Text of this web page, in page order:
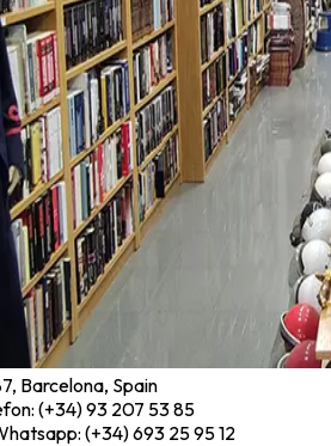
Barcelona, Spain
(+34) 93 207 53 85
(+34) 693 25 95 12